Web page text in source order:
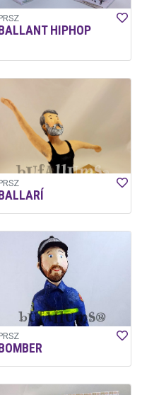
HIPHOP
BOMBER